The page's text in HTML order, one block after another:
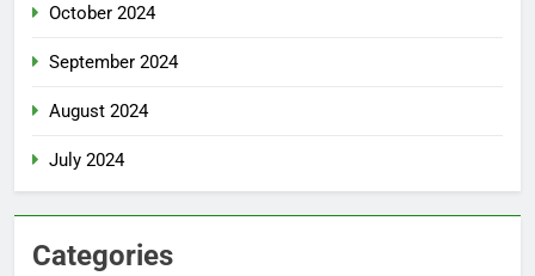
October 2024
September 2024
August 2024
July 2024
Categories